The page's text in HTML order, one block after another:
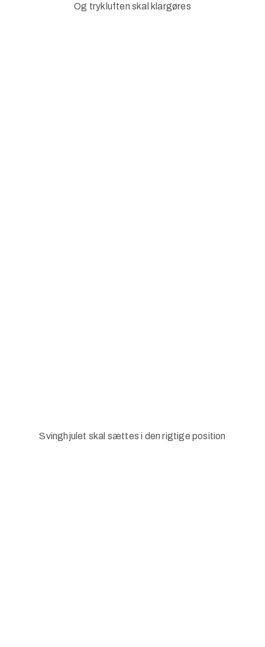
Og trykluften skal klargøres
Svinghjulet skal sættes i den rigtige position